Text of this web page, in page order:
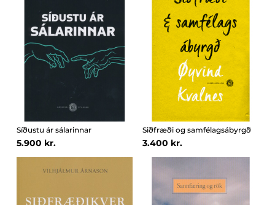
Síðustu ár sálarinnar
5.900 kr.
Siðfræði og samfélagsábyrgð
3.400 kr.